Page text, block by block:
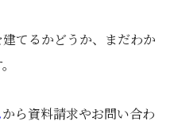
てるかどうか、まだわか
から資料請求やお問い合わ